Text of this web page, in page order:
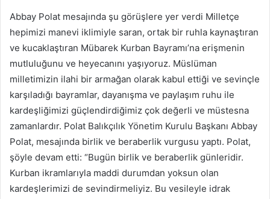
Abbay Polat mesajında şu görüşlere yer verdi Milletçe
hepimizi manevi iklimiyle saran, ortak bir ruhla kaynaştıran
ve kucaklaştıran Mübarek Kurban Bayramı’na erişmenin
mutluluğunu ve heyecanını yaşıyoruz. Müslüman
milletimizin ilahi bir armağan olarak kabul ettiği ve sevinçle
karşıladığı bayramlar, dayanışma ve paylaşım ruhu ile
kardeşliğimizi güçlendirdiğimiz çok değerli ve müstesna
zamanlardır. Polat Balıkçılık Yönetim Kurulu Başkanı Abbay
Polat, mesajında birlik ve beraberlik vurgusu yaptı. Polat,
şöyle devam etti: “Bugün birlik ve beraberlik günleridir.
Kurban ikramlarıyla maddi durumdan yoksun olan
kardeşlerimizi de sevindirmeliyiz. Bu vesileyle idrak